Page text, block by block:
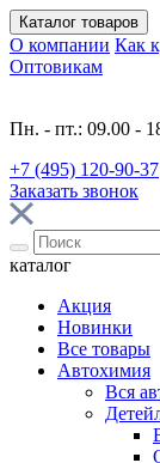
Каталог товаров
О компании Как
Оптовикам
Пн. - пт.: 09.00 -
+7 (495) 120-90-37
Заказать звонок
каталог
Акция
Новинки
Все товары
Автохимия
Вся